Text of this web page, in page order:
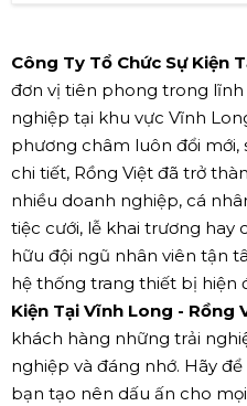
Công Ty Tổ Chức Sự Kiện
đơn vị tiên phong trong
nghiệp tại khu vực Vĩnh
phương châm luôn đổi
chi tiết, Rồng Việt đã trở
nhiều doanh nghiệp, cá
tiệc cưới, lễ khai trương hay
hữu đội ngũ nhân viên tận
hệ thống trang thiết bị hiện
Kiện Tại Vĩnh Long - Rồng
khách hàng những trải
nghiệp và đáng nhớ. Hãy
bạn tạo nên dấu ấn cho